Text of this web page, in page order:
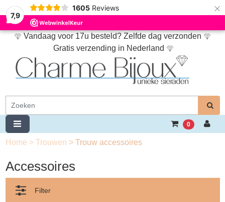
7,9
1605 Reviews ×
Vandaag voor 17u besteld? Zelfde dag verzonden
Gratis verzending in Nederland
0
Home > Trouwen > Trouw accessoires
Accessoires
Filter